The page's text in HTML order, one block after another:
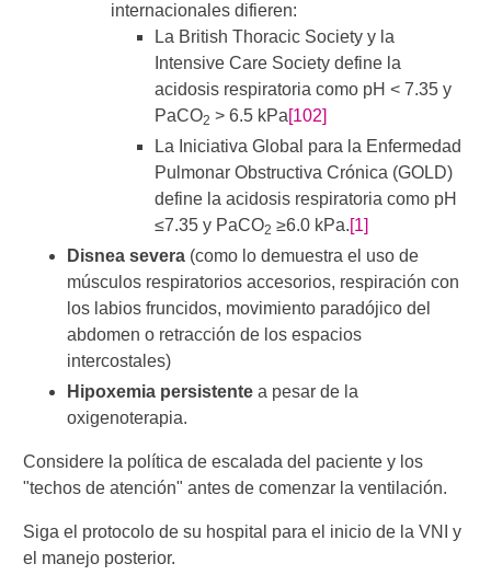
internacionales difieren:
La British Thoracic Society y la
Intensive Care Society define la
acidosis respiratoria como pH < 7.35 y
PaCO2 > 6.5 kPa[102]
La Iniciativa Global para la Enfermedad
Pulmonar Obstructiva Crónica (GOLD)
define la acidosis respiratoria como pH
≤7.35 y PaCO2 ≥6.0 kPa.[1]
Disnea severa (como lo demuestra el uso de
músculos respiratorios accesorios, respiración con
los labios fruncidos, movimiento paradójico del
abdomen o retracción de los espacios
intercostales)
Hipoxemia persistente a pesar de la
oxigenoterapia.
Considere la política de escalada del paciente y los
"techos de atención" antes de comenzar la ventilación.
Siga el protocolo de su hospital para el inicio de la VNI y
el manejo posterior.